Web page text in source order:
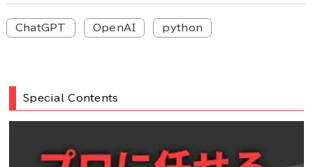
ChatGPT OpenAI python
Special Contents